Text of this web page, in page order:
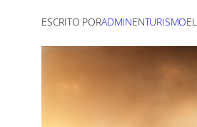
ESCRITO PORADMINENTURISMOEL